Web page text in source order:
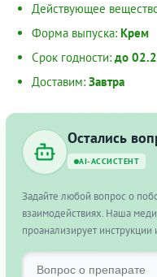
Действующее
Форма выпуска: Крем
Срок годности: до
Доставим: Завтра
Остались
AI-АССИСТЕНТ
Задайте любой вопрос о
взаимодействиях. Наша
проанализирует инструкции